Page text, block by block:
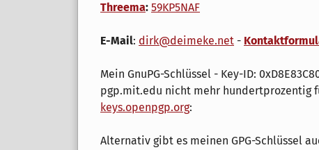
Threema: 59KP5NAF
E-Mail: dirk@deimeke.net -
Mein GnuPG-Schlüssel - Key-ID:
pgp.mit.edu nicht mehr hundertprozentig
keys.openpgp.org:
Alternativ gibt es meinen GPG-Schlüssel